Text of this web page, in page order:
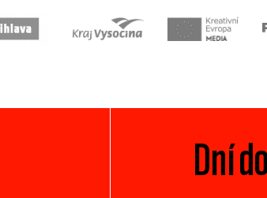
Dní